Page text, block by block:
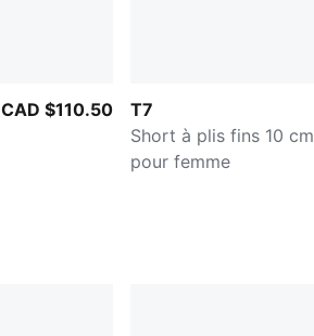
CAD $110.50
T7
Short à plis fins 10 cm
pour femme